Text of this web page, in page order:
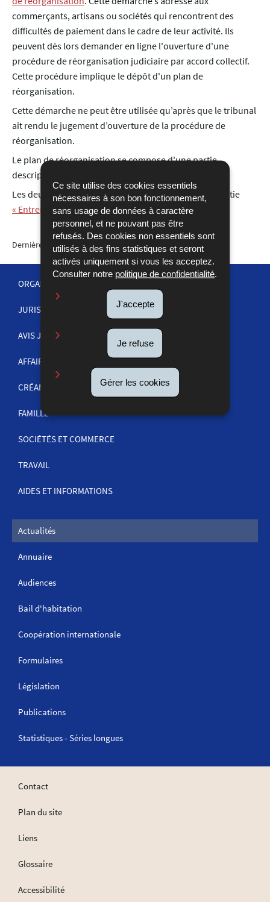
Ce site utilise des cookies essentiels
nécessaires à son bon fonctionnement,
sans usage de données à caractère
personnel, et ne pouvant pas être
refusés. Des cookies non essentiels sont
utilisés à des fins statistiques et seront
activés uniquement si vous les acceptez.
Consulter notre politique de confidentialité
J'accepte
Je refuse
Gérer les cookies
commerçants, artisans ou sociétés qui rencontrent des
difficultés de paiement dans le cadre de leur activité. Ils
peuvent dès lors demander en ligne l'ouverture d'une
procédure de réorganisation judiciaire par accord collectif.
Cette procédure implique le dépôt d'un plan de
réorganisation.
Cette démarche ne peut être utilisée qu’après que le tribunal
ait rendu le jugement d’ouverture de la procédure de
réorganisation.
Le plan de réorganisation se compose d'une partie
descriptive et d'une partie prescriptive.
Les deux nouvelles démarches se trouvent dans la partie
« Entreprise »du catalogue Guichet.lu
Dernière mise à jour19/07/2024
MENU
DE
NAVIGATION
ORGANISATION DE LA JUSTICE
JURISPRUDENCE
AVIS JUDICIAIRES
AFFAIRES PÉNALES
CRÉANCES
FAMILLE
SOCIÉTÉS ET COMMERCE
TRAVAIL
AIDES ET INFORMATIONS
Actualités
Annuaire
Audiences
Bail d'habitation
Coopération internationale
Formulaires
Législation
Publications
Statistiques - Séries longues
Contact
Plan du site
Liens
Glossaire
Accessibilité